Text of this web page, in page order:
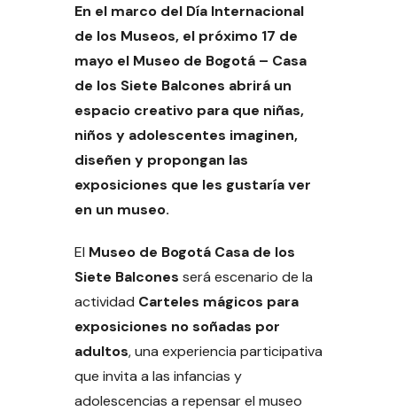
En el marco del Día Internacional
de los Museos, el próximo 17 de
mayo el Museo de Bogotá – Casa
de los Siete Balcones abrirá un
espacio creativo para que niñas,
niños y adolescentes imaginen,
diseñen y propongan las
exposiciones que les gustaría ver
en un museo.
El Museo de Bogotá Casa de los
Siete Balcones será escenario de la
actividad Carteles mágicos para
exposiciones no soñadas por
adultos, una experiencia participativa
que invita a las infancias y
adolescencias a repensar el museo